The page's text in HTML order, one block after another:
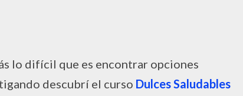
lo difícil que es encontrar opciones
descubrí el curso Dulces Saludables